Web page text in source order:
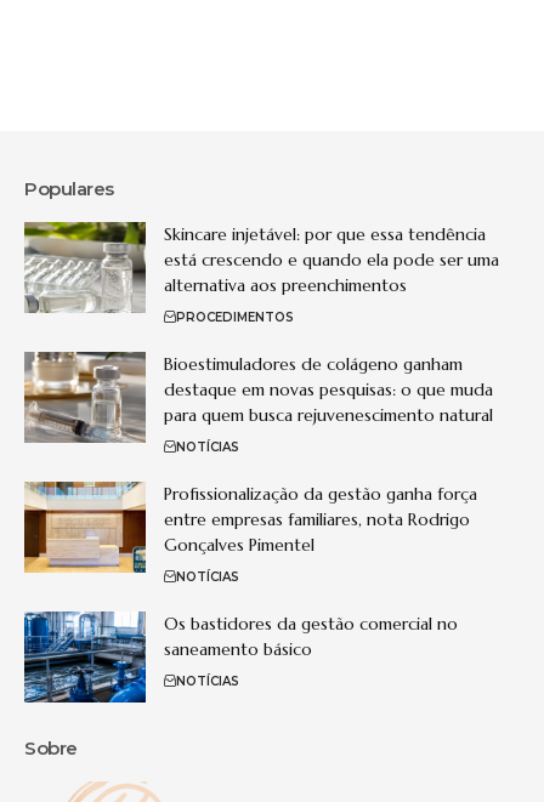
Populares
Skincare injetável: por que essa tendência
está crescendo e quando ela pode ser uma
alternativa aos preenchimentos
PROCEDIMENTOS
Bioestimuladores de colágeno ganham
destaque em novas pesquisas: o que muda
para quem busca rejuvenescimento natural
NOTÍCIAS
Profissionalização da gestão ganha força
entre empresas familiares, nota Rodrigo
Gonçalves Pimentel
NOTÍCIAS
Os bastidores da gestão comercial no
saneamento básico
NOTÍCIAS
Sobre